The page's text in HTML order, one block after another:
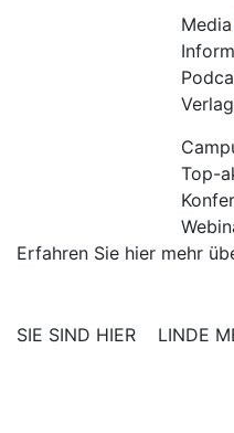
Top-
Erfahren Sie hier mehr
SIE SIND HIER LINDE